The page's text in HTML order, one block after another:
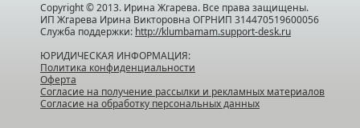
Copyright © 2013. Ирина Жгарева. Все права защищены.
ИП Жгарева Ирина Викторовна ОГРНИП 314470519600056
Служба поддержки: http://klumbamam.support-desk.ru
ЮРИДИЧЕСКАЯ ИНФОРМАЦИЯ:
Политика конфиденциальности
Оферта
Согласие на получение рассылки и рекламных материалов
Согласие на обработку персональных данных